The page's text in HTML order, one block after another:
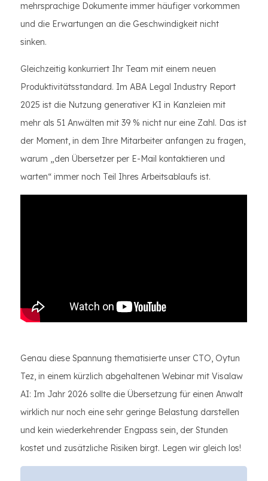
mehrsprachige Dokumente immer häufiger vorkommen
und die Erwartungen an die Geschwindigkeit nicht
sinken.
Gleichzeitig konkurriert Ihr Team mit einem neuen
Produktivitätsstandard. Im ABA Legal Industry Report
2025 ist die Nutzung generativer KI in Kanzleien mit
mehr als 51 Anwälten mit 39 % nicht nur eine Zahl. Das ist
der Moment, in dem Ihre Mitarbeiter anfangen zu fragen,
warum „den Übersetzer per E-Mail kontaktieren und
warten“ immer noch Teil Ihres Arbeitsablaufs ist.
Genau diese Spannung thematisierte unser CTO, Oytun
Tez, in einem kürzlich abgehaltenen Webinar mit Visalaw
AI: Im Jahr 2026 sollte die Übersetzung für einen Anwalt
wirklich nur noch eine sehr geringe Belastung darstellen
und kein wiederkehrender Engpass sein, der Stunden
kostet und zusätzliche Risiken birgt. Legen wir gleich los!